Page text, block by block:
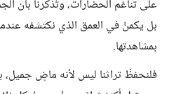
على تناغم الحضارات، وتُذكّرنا بأن
بل يكمنُ في العمق الذي نكتشفه
بمشاهدتها.
فلنحفظْ تراثنا ليس لأنه ماضٍ جميل،